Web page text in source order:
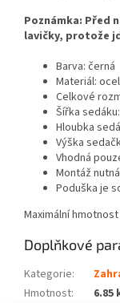
Poznámka: Před
lavičky, protože
Barva: černá
Materiál: ocel
Celkové
Šířka
Hloubka
Výška
Vhodná
Montáž
Poduška je
Maximální
Doplňkové
Kategorie:
Hmotnost: 6.85